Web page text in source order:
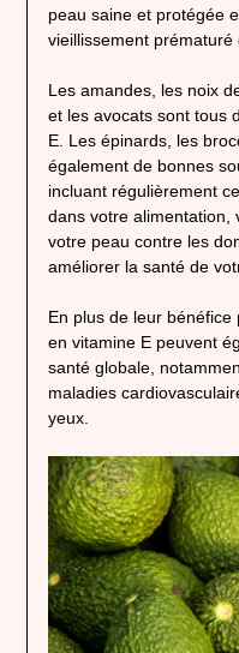
peau saine et protégée
vieillissement prématuré
Les amandes, les noix
et les avocats sont tous
E. Les épinards, les
également de bonnes
incluant régulièrement
dans votre alimentation,
votre peau contre les
améliorer la santé de
En plus de leur
en vitamine E peuvent
santé globale,
maladies
yeux.